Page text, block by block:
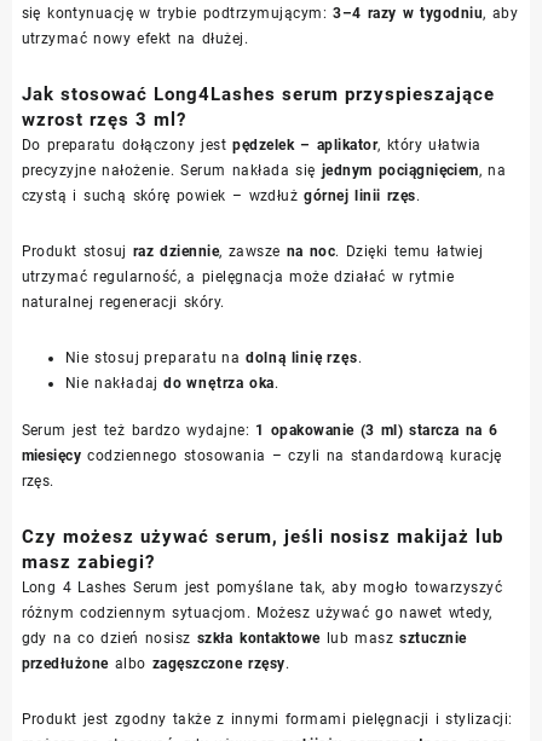
się kontynuację w trybie podtrzymującym:3–4 razy w tygodniu, aby
utrzymać nowy efekt na dłużej.
Jak stosować Long4Lashes serum przyspieszające
wzrost rzęs 3 ml?
Do preparatu dołączony jestpędzelek – aplikator, który ułatwia
precyzyjne nałożenie. Serum nakłada się jednym pociągnięciem, na
czystą i suchą skórę powiek – wzdłużgórnej linii rzęs.
Produkt stosuj raz dziennie, zawsze na noc. Dzięki temu łatwiej
utrzymać regularność, a pielęgnacja może działać w rytmie
naturalnej regeneracji skóry.
Nie stosuj preparatu na dolną linię rzęs.
Nie nakładaj do wnętrza oka.
Serum jest też bardzo wydajne: 1 opakowanie (3 ml) starcza na 6
miesięcy codziennego stosowania – czyli na standardową kurację
rzęs.
Czy możesz używać serum, jeśli nosisz makijaż lub
masz zabiegi?
Long 4 Lashes Serum jest pomyślane tak, aby mogło towarzyszyć
różnym codziennym sytuacjom. Możesz używać go nawet wtedy,
gdy na co dzień nosisz szkła kontaktowelub maszsztucznie
przedłużonealbo zagęszczone rzęsy.
Produkt jest zgodny także z innymi formami pielęgnacji i stylizacji: